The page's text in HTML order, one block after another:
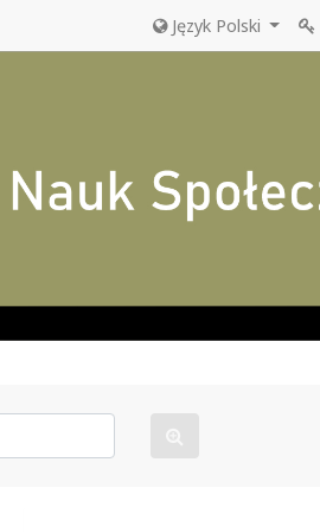
Język Polski